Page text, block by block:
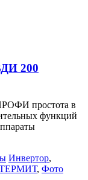
200
простота в
функций
Инвертор,
, Фото